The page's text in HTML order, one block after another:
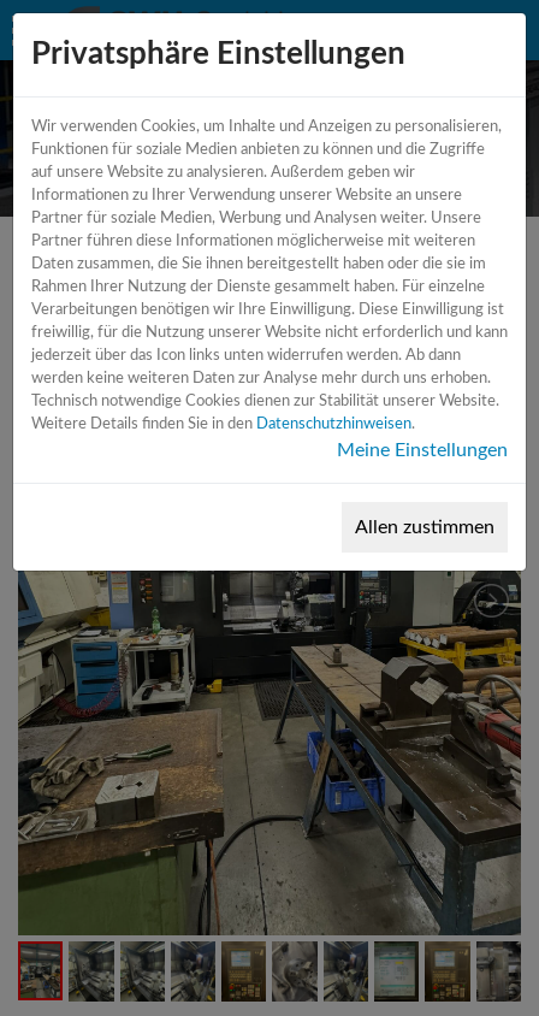
CNC Drehmaschine
Privatsphäre Einstellungen
Wir verwenden Cookies, um Inhalte und Anzeigen zu personalisieren,
Funktionen für soziale Medien anbieten zu können und die Zugriffe
auf unsere Website zu analysieren. Außerdem geben wir
Informationen zu Ihrer Verwendung unserer Website an unsere
Partner für soziale Medien, Werbung und Analysen weiter. Unsere
Partner führen diese Informationen möglicherweise mit weiteren
Daten zusammen, die Sie ihnen bereitgestellt haben oder die sie im
Rahmen Ihrer Nutzung der Dienste gesammelt haben. Für einzelne
Verarbeitungen benötigen wir Ihre Einwilligung. Diese Einwilligung ist
freiwillig, für die Nutzung unserer Website nicht erforderlich und kann
jederzeit über das Icon links unten widerrufen werden. Ab dann
werden keine weiteren Daten zur Analyse mehr durch uns erhoben.
Technisch notwendige Cookies dienen zur Stabilität unserer Website.
Weitere Details finden Sie in den
Datenschutzhinweisen.
Meine Einstellungen
Allen zustimmen